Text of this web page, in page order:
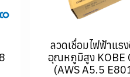
ลวดเชื่อมไฟฟ้าแร
อุณหภูมิสูง KOBE
(AWS A5.5